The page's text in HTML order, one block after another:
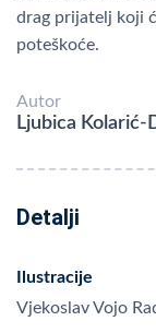
drag prijatelj koji
poteškoće.
Autor
Ljubica Kolarić-
Detalji
Ilustracije
Vjekoslav Vojo